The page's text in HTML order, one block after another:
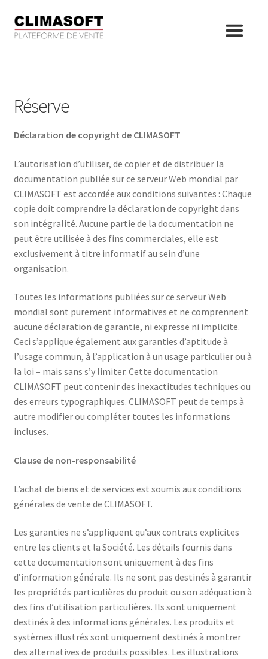
Aller
à
Aller
au
Produits
Contact
Se connecter
Réserve
Déclaration de copyright de CLIMASOFT
L’autorisation d’utiliser, de copier et de distribuer la
documentation publiée sur ce serveur Web mondial par
CLIMASOFT est accordée aux conditions suivantes : Chaque
copie doit comprendre la déclaration de copyright dans
son intégralité. Aucune partie de la documentation ne
peut être utilisée à des fins commerciales, elle est
exclusivement à titre informatif au sein d’une
organisation.
Toutes les informations publiées sur ce serveur Web
mondial sont purement informatives et ne comprennent
aucune déclaration de garantie, ni expresse ni implicite.
Ceci s’applique également aux garanties d’aptitude à
l’usage commun, à l’application à un usage particulier ou à
la loi – mais sans s’y limiter. Cette documentation
CLIMASOFT peut contenir des inexactitudes techniques ou
des erreurs typographiques. CLIMASOFT peut de temps à
autre modifier ou compléter toutes les informations
incluses.
Clause de non-responsabilité
L’achat de biens et de services est soumis aux conditions
générales de vente de CLIMASOFT.
Les garanties ne s’appliquent qu’aux contrats explicites
entre les clients et la Société. Les détails fournis dans
cette documentation sont uniquement à des fins
d’information générale. Ils ne sont pas destinés à garantir
les propriétés particulières du produit ou son adéquation à
des fins d’utilisation particulières. Ils sont uniquement
destinés à des informations générales. Les produits et
systèmes illustrés sont uniquement destinés à montrer
des alternatives de produits possibles. Les illustrations